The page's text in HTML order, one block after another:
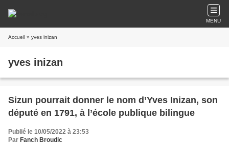
MENU
Accueil » yves inizan
yves inizan
Sizun pourrait donner le nom d’Yves Inizan, son
député en 1791, à l’école publique bilingue
Publié le 10/05/2022 à 23:53
Par Fanch Broudic